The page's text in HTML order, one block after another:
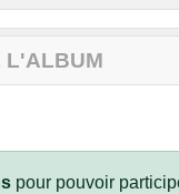
L'ALBUM
pour pouvoir